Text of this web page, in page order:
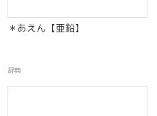
＊あえん【亜鉛】
辞典